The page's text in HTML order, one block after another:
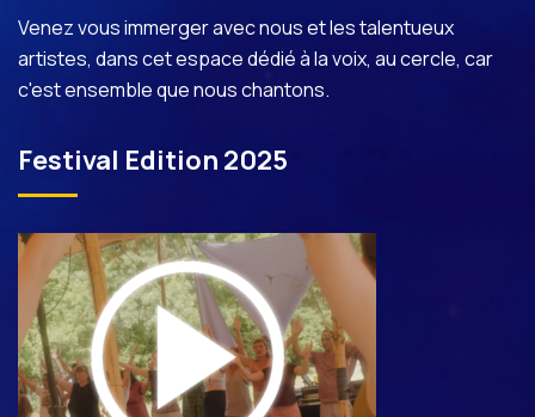
Venez vous immerger avec nous et les talentueux
artistes, dans cet espace dédié à la voix, au cercle, car
c'est ensemble que nous chantons.
Festival Edition 2025